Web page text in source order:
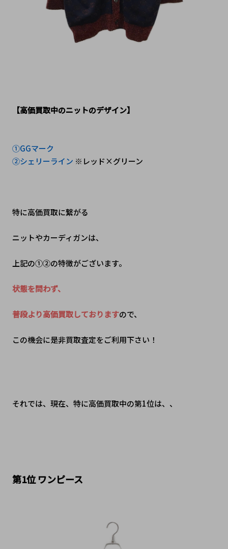
【高価買取中のニットのデザイン】
①GGマーク
②シェリーライン ※レッド×グリーン
特に高価買取に繋がる
ニットやカーディガンは、
上記の①②の特徴がございます。
状態を問わず、
普段より高価買取しておりますので、
この機会に是非買取査定をご利用下さい！
それでは、現在、特に高価買取中の第1位は、、
第1位 ワンピース